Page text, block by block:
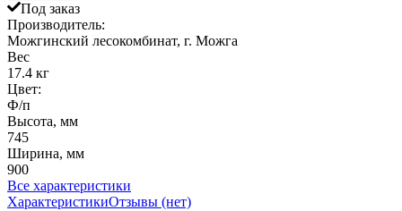
Под заказ
Производитель:
Можгинский лесокомбинат, г. Можга
Вес
17.4 кг
Цвет:
Ф/п
Высота, мм
745
Ширина, мм
900
Все характеристики
ХарактеристикиОтзывы (нет)